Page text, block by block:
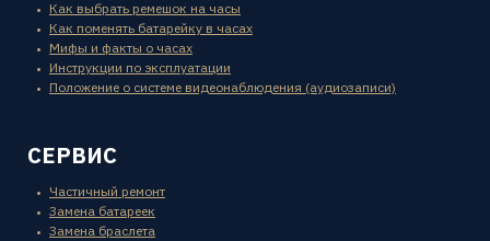
Как выбрать ремешок на часы
Как поменять батарейку в часах
Мифы и факты о часах
Инструкции по эксплуатации
Положение о системе видеонаблюдения (аудиозаписи)
СЕРВИС
Частичный ремонт
Замена батареек
Замена браслета